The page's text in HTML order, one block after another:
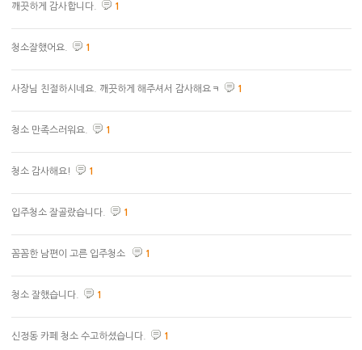
깨끗하게 감사합니다. 1
청소잘했어요. 1
사장님 친절하시네요. 깨끗하게 해주셔서 감사해요ㅋ 1
청소 만족스러워요. 1
청소 감사해요! 1
입주청소 잘골랐습니다. 1
꼼꼼한 남편이 고른 입주청소 1
청소 잘했습니다. 1
신정동 카페 청소 수고하셨습니다. 1